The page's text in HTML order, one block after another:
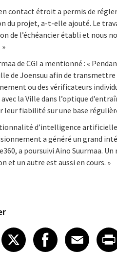
contact étroit a permis de
du projet, a-t-elle ajouté. Le
de l’échéancier établi et nous
de CGI a mentionné : «
de Joensuu afin de
ou des vérificateurs
la Ville dans l’optique
leur fiabilité sur une base
d’intelligence
a généré un grand
a poursuivi Aino Suurmaa.
et un autre est aussi en cours. »
article on
LinkedIn
Share article on X
XShare article
Share